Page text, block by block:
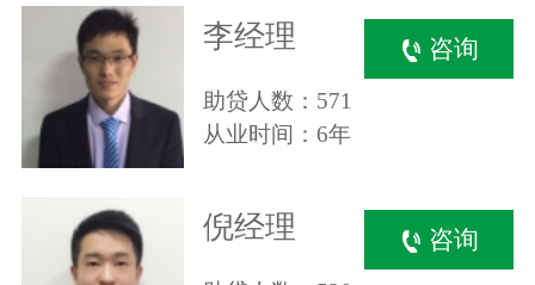
李经理
助贷人数：571
从业时间：6年
咨询
倪经理 咨询